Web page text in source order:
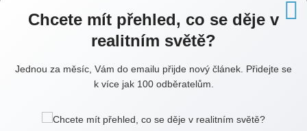
V těchto případech mnoha realitních makléřů
okamžik, kdy někdo zavolá se zájmem na
dobře zacílit pomocí marketingu. Proto web
Chcete mít přehled, co se děje v
realitním světě?
Jednou za měsíc, Vám do emailu přijde nový článek. Přidejte se
k více jak 100 odběratelům.